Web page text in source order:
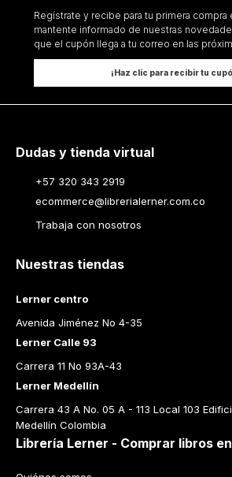
Regístrate y recibe para tu primera compra
mantente informado de nuestras
que el cupón llega a tu correo en las
¡Haz clic para recibir tu
Dudas y tienda virtual
+57 320 343 2919
ecommerce@librerialerner.com.co
Trabaja con nosotros
Nuestras tiendas
Lerner centro
Avenida Jiménez No 4-35
Lerner Calle 93
Carrera 11 No 93A-43
Lerner Medellín
Carrera 43 A No. 05 A - 113 Local 103
Medellín Colombia
Librería Lerner - Comprar libros